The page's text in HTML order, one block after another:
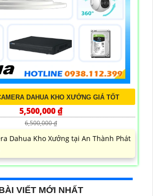
DAHUA KHO XƯỞNG GIÁ TỐT
5,500,000 ₫
6,500,000 ₫
Dahua Kho Xưởng tại An Thành Phát
VIẾT MỚI NHẤT